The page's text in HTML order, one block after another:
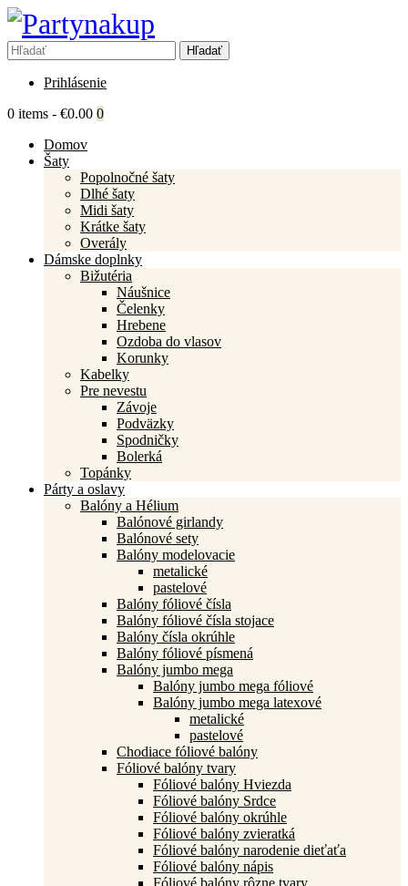
Prihlásenie
0 items - €0.00 0
Domov
Šaty
Popolnočné šaty
Dlhé šaty
Midi šaty
Krátke šaty
Overály
Dámske doplnky
Bižutéria
Náušnice
Čelenky
Hrebene
Ozdoba do vlasov
Korunky
Kabelky
Pre nevestu
Závoje
Podväzky
Spodničky
Bolerká
Topánky
Párty a oslavy
Balóny a Hélium
Balónové girlandy
Balónové sety
Balóny modelovacie
metalické
pastelové
Balóny fóliové čísla
Balóny fóliové čísla stojace
Balóny čísla okrúhle
Balóny fóliové písmená
Balóny jumbo mega
Balóny jumbo mega fóliové
Balóny jumbo mega latexové
metalické
pastelové
Chodiace fóliové balóny
Fóliové balóny tvary
Fóliové balóny Hviezda
Fóliové balóny Srdce
Fóliové balóny okrúhle
Fóliové balóny zvieratká
Fóliové balóny narodenie dieťaťa
Fóliové balóny nápis
Fóliové balóny rôzne tvary